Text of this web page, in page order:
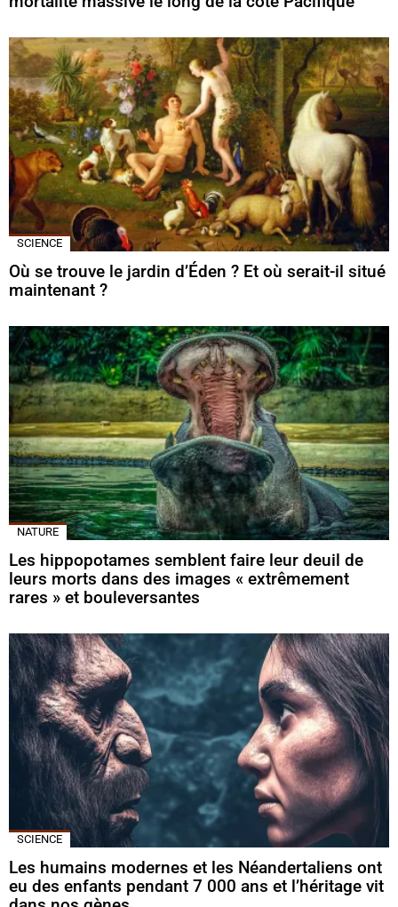
SCIENCE
Où se trouve le jardin d’Éden ? Et où serait-il situé
maintenant ?
NATURE
Les hippopotames semblent faire leur deuil de
leurs morts dans des images « extrêmement
rares » et bouleversantes
SCIENCE
Les humains modernes et les Néandertaliens ont
eu des enfants pendant 7 000 ans et l’héritage vit